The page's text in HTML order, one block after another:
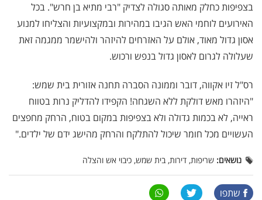
בצפיפות כחלק מאותה סגולה לצדיק "רבי מתיא בן חרש". בכל
האירועים לוחמי האש הגיבו במהירות ובמקצועיות והצליחו למנוע
אסון גדול מאוד, אולם על האזרחים להיזהר ולהישמר ממגמה זאת
שעלולה לגרום לאסון גדול בנפש ורכוש.
רס"ל זיו אקווה, דובר וממונה הסברה תחנה אזורית בית שמש:
"היזהרו מאש דולקת ללא השגחה! הקפידו להדליק נרות בטווח
ראייה, לא בכמות גדולה ולא בצפיפות במקום בטוח, הרחק מחפצים
העשויים מכל חומר שיכול להתלקח והרחק מהישג ידם של ילדים."
נושאים: שריפות, דירות, בית שמש, כיבוי אש והצלה
שתפו